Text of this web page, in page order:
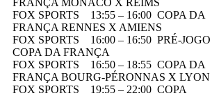
FRANÇA MÔNACO X REIMS
FOX SPORTS 13:55 – 16:00 COPA DA
FRANÇA RENNES X AMIENS
FOX SPORTS 16:00 – 16:50 PRÉ-JOGO
COPA DA FRANÇA
FOX SPORTS 16:50 – 18:55 COPA DA
FRANÇA BOURG-PÉRONNAS X LYON
FOX SPORTS 19:55 – 22:00 COPA